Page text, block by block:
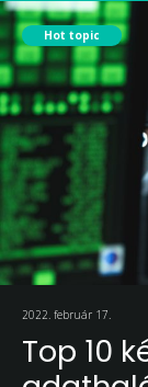
Hot topic
2022. február 17.
Top 10